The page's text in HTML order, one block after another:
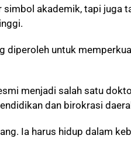
akademik, tapi juga
diperoleh untuk
menjadi salah satu
dan birokrasi
Ia harus hidup dalam